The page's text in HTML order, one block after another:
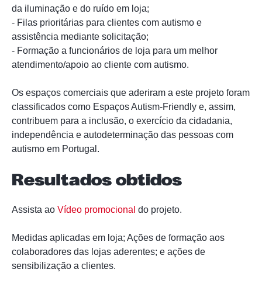
da iluminação e do ruído em loja;
- Filas prioritárias para clientes com autismo e
assistência mediante solicitação;
- Formação a funcionários de loja para um melhor
atendimento/apoio ao cliente com autismo.
Os espaços comerciais que aderiram a este projeto foram
classificados como Espaços Autism-Friendly e, assim,
contribuem para a inclusão, o exercício da cidadania,
independência e autodeterminação das pessoas com
autismo em Portugal.
Resultados obtidos
Assista ao Vídeo promocional do projeto.
Medidas aplicadas em loja; Ações de formação aos
colaboradores das lojas aderentes; e ações de
sensibilização a clientes.